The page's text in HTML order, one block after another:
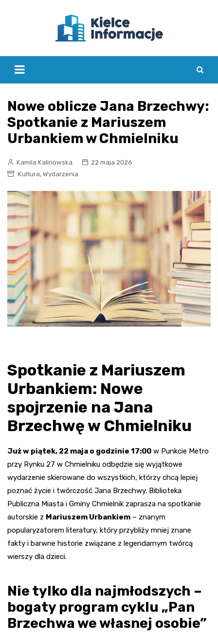
Nowe oblicze Jana Brzechwy:
Spotkanie z Mariuszem
Urbankiem w Chmielniku
Kamila Kalinowska
22 maja 2026
Kultura, Wydarzenia
Spotkanie z Mariuszem
Urbankiem: Nowe
spojrzenie na Jana
Brzechwę w Chmielniku
Już w piątek, 22 maja o godzinie 17:00 w Punkcie Metro
przy Rynku 27 w Chmielniku odbędzie się wyjątkowe
wydarzenie skierowane do wszystkich, którzy chcą lepiej
poznać życie i twórczość Jana Brzechwy. Biblioteka
Publiczna Miasta i Gminy Chmielnik zaprasza na spotkanie
autorskie z Mariuszem Urbankiem – znanym
popularyzatorem literatury, który przybliży mniej znane
fakty i barwne historie związane z legendarnym twórcą
wierszy dla dzieci.
Nie tylko dla najmłodszych –
bogaty program cyklu „Pan
Brzechwa we własnej osobie”